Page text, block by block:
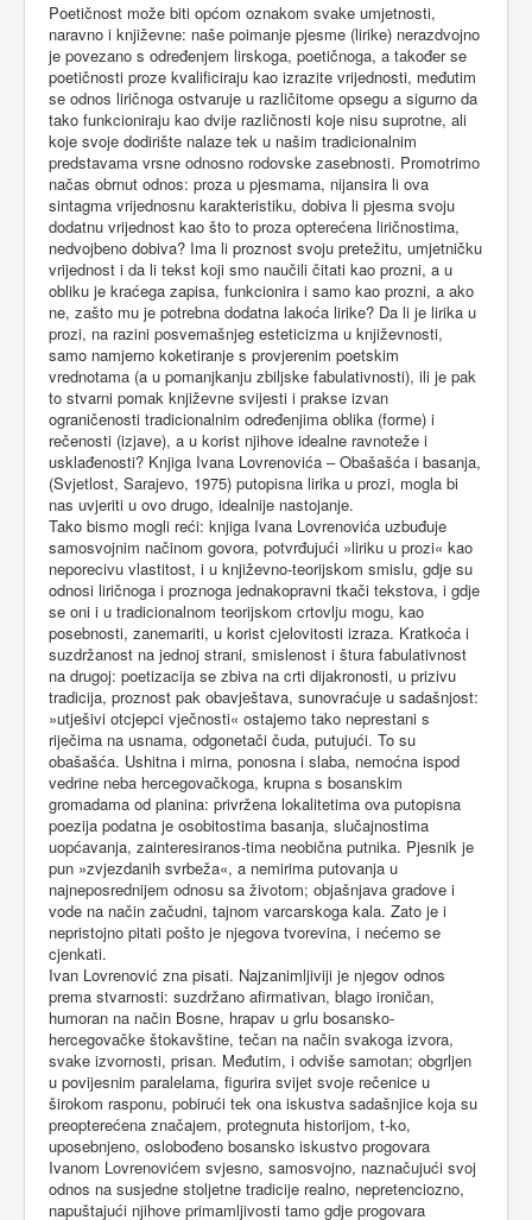
Poetičnost može biti općom oznakom svake umjetnosti,
naravno i književne: naše poimanje pjesme (lirike) nerazdvojno
je povezano s određenjem lirskoga, poetičnoga, a također se
poetičnosti proze kvalificiraju kao izrazite vrijednosti, međutim
se odnos liričnoga ostvaruje u različitome opsegu a sigurno da
tako funkcioniraju kao dvije različnosti koje nisu suprotne, ali
koje svoje dodirište nalaze tek u našim tradicionalnim
predstavama vrsne odnosno rodovske zasebnosti. Promotrimo
načas obrnut odnos: proza u pjesmama, nijansira li ova
sintagma vrijednosnu karakteristiku, dobiva li pjesma svoju
dodatnu vrijednost kao što to proza opterećena liričnostima,
nedvojbeno dobiva? Ima li proznost svoju pretežitu, umjetničku
vrijednost i da li tekst koji smo naučili čitati kao prozni, a u
obliku je kraćega zapisa, funkcionira i samo kao prozni, a ako
ne, zašto mu je potrebna dodatna lakoća lirike? Da li je lirika u
prozi, na razini posvemašnjeg esteticizma u književnosti,
samo namjerno koketiranje s provjerenim poetskim
vrednotama (a u pomanjkanju zbiljske fabulativnosti), ili je pak
to stvarni pomak književne svijesti i prakse izvan
ograničenosti tradicionalnim određenjima oblika (forme) i
rečenosti (izjave), a u korist njihove idealne ravnoteže i
usklađenosti? Knjiga Ivana Lovrenovića – Obašašća i basanja,
(Svjetlost, Sarajevo, 1975) putopisna lirika u prozi, mogla bi
nas uvjeriti u ovo drugo, idealnije nastojanje.
Tako bismo mogli reći: knjiga Ivana Lovrenovića uzbuđuje
samosvojnim načinom govora, potvrđujući »liriku u prozi« kao
neporecivu vlastitost, i u književno-teorijskom smislu, gdje su
odnosi liričnoga i proznoga jednakopravni tkači tekstova, i gdje
se oni i u tradicionalnom teorijskom crtovlju mogu, kao
posebnosti, zanemariti, u korist cjelovitosti izraza. Kratkoća i
suzdržanost na jednoj strani, smislenost i štura fabulativnost
na drugoj: poetizacija se zbiva na crti dijakronosti, u prizivu
tradicija, proznost pak obavještava, sunovraćuje u sadašnjost:
»utješivi otcjepci vječnosti« ostajemo tako neprestani s
riječima na usnama, odgonetači čuda, putujući. To su
obašašća. Ushitna i mirna, ponosna i slaba, nemoćna ispod
vedrine neba hercegovačkoga, krupna s bosanskim
gromadama od planina: privržena lokalitetima ova putopisna
poezija podatna je osobitostima basanja, slučajnostima
uopćavanja, zainteresiranos-tima neobična putnika. Pjesnik je
pun »zvjezdanih svrbeža«, a nemirima putovanja u
najneposrednijem odnosu sa životom; objašnjava gradove i
vode na način začudni, tajnom varcarskoga kala. Zato je i
nepristojno pitati pošto je njegova tvorevina, i nećemo se
cjenkati.
Ivan Lovrenović zna pisati. Najzanimljiviji je njegov odnos
prema stvarnosti: suzdržano afirmativan, blago ironičan,
humoran na način Bosne, hrapav u grlu bosansko-
hercegovačke štokavštine, tečan na način svakoga izvora,
svake izvornosti, prisan. Međutim, i odviše samotan; obgrljen
u povijesnim paralelama, figurira svijet svoje rečenice u
širokom rasponu, pobirući tek ona iskustva sadašnjice koja su
preopterećena značajem, protegnuta historijom, t-ko,
uposebnjeno, oslobođeno bosansko iskustvo progovara
Ivanom Lovrenovićem svjesno, samosvojno, naznačujući svoj
odnos na susjedne stoljetne tradicije realno, nepretenciozno,
napuštajući njihove primamljivosti tamo gdje progovara